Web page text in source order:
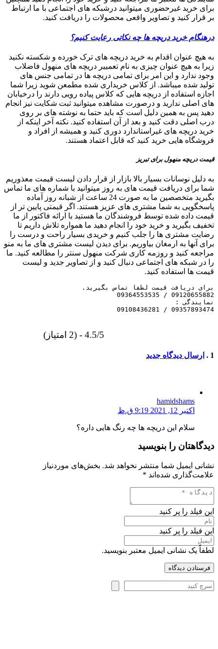
برای خرید غیرحضوری میتوانید درشبکه های اجتماعی با ما ارتباط
بر قرار کنید و تصاویر واقعی محصولات را دریافت کنید.
درهنگام خرید دریچه ها چه نکاتی رعایت کنیم؟
به هیچ عنوان اقدام به خرید دریچه های ترک خورده و شکسته نکنید
زیرا به هیچ عنوان چیزی به نام تعمییر دریچه های منهول فاضلاب
وجود ندارد و این امر برای تمامی دریچه ها در تمامی جنس های
تولید شده میباشد. از کلاس خریداری شده مطمعن شوید زیرا شما
اجازه استفاده از دریچه هایی که کلاس پیاده رویی دارند را درخیابان
های اصلی ندارید و درصورت مشاهده میتوانید ثبت شکایت نیز انجام
دهید پس به همین دلیل است که باید حتما به نوشته های بر روی
درب اصلی دقت کنید و بعد از آن استفاده کنید. نکته آخر اینکه از
خرید دریچه های غیراستاندارد دوری کنید و همیشه از افراد و
فروشگاه هایی خرید کنید که قابل اعتماد هستند.
قیمت دریچه منهول برای تبریز
به دلیل نوسانات بسیار بالا بازار از قرار دادن لیست قیمت معذوریم
شما برای دریافت قیمت های به روز میتوانید با شماره های ما تماس
بگیرید متخصصین ما به صورت 24 ساعت از شبانه روز آماده
پاسخگویی به شما مشتری های عزیز هستند. اگر قیمتی پایین تر از
قیمت داده شده توسط فروشندگان ما هستید با ارائه فاکتور از ما
تخفیف بگیرید و خرید خود را انجام دهید ما همواره تلاش داریم تا
رضایت مشتری ها را جلب کنیم و خریدی بسیار راحت و درست را
برای آنها به ارمغان بیاوریم. برای دیدن لیست مشتری های ما به منو
مراجعه کنید و روزمه کاری شرکت منهول سنتر را مطالعه کنید. ما
را در شبکه های اجتماعی دنبال کنید و از تصاویر جدید و لیست
قیمت ها استفاده کنید.
09357893474 / 09108436281
4.5/5 - (2 امتیاز)
1 دیدگاه. ارسال دیدگاه جدید
hamidshams
اکتبر 12, 2021 9:19 ق.ظ
سلام این دریچه ها چه رنگ هایی داره؟
دیدگاهتان را بنویسید
نشانی ایمیل شما منتشر نخواهد شد. بخش‌های موردنیاز
علامت‌گذاری شده‌اند *
این فیلد را پر کنید
این فیلد را پر کنید
لطفاً یک نشانی ایمیل معتبر بنویسید.
فرستادن دیدگاه
جستجو